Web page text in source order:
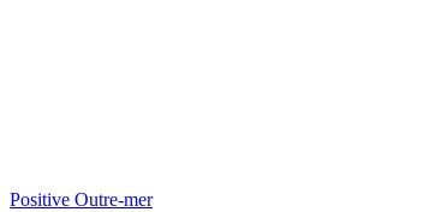
Positive Outre-mer